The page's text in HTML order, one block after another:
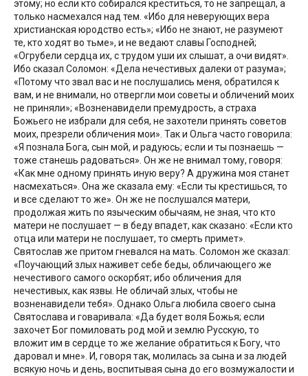
этому; но если кто собирался креститься, то не запрещал, а
только насмехался над тем. «Ибо для неверующих вера
христианская юродство есть»; «Ибо не знают, не разумеют
те, кто ходят во тьме», и не ведают славы Господней;
«Огрубели сердца их, с трудом уши их слышат, а очи видят».
Ибо сказал Соломон: «Дела нечестивых далеки от разума»;
«Потому что звал вас и не послушались меня, обратился к
вам, и не внимали, но отвергли мои советы и обличений моих
не приняли»; «Возненавидели премудрость, а страха
Божьего не избрали для себя, не захотели принять советов
моих, презрели обличения мои». Так и Ольга часто говорила:
«Я познала Бога, сын мой, и радуюсь; если и ты познаешь —
тоже станешь радоваться». Он же не внимал тому, говоря:
«Как мне одному принять иную веру? А дружина моя станет
насмехаться». Она же сказала ему: «Если ты крестишься, то
и все сделают то же». Он же не послушался матери,
продолжая жить по языческим обычаям, не зная, что кто
матери не послушает — в беду впадет, как сказано: «Если кто
отца или матери не послушает, то смерть примет».
Святослав же притом гневался на мать. Соломон же сказал:
«Поучающий злых наживет себе беды, обличающего же
нечестивого самого оскорбят; ибо обличения для
нечестивых, как язвы. Не обличай злых, чтобы не
возненавидели тебя». Однако Ольга любила своего сына
Святослава и говаривала: «Да будет воля Божья; если
захочет Бог помиловать род мой и землю Русскую, то
вложит им в сердце то же желание обратиться к Богу, что
даровал и мне». И, говоря так, молилась за сына и за людей
всякую ночь и день, воспитывая сына до его возмужалости и